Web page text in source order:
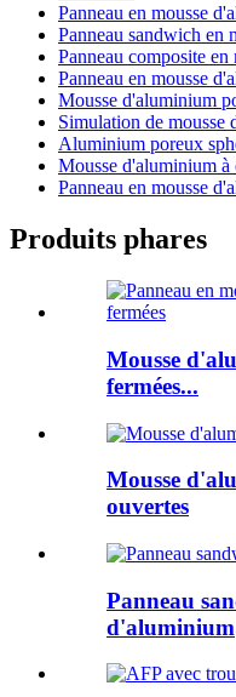
Panneau en mousse
Panneau sandwich en
Panneau composite
Panneau en mousse
Mousse d'aluminium
Simulation de
Aluminium poreux
Mousse d'aluminium à
Panneau en mousse
Produits phares
Mousse
fermées...
Mousse
ouvertes
Panneau
d'aluminium